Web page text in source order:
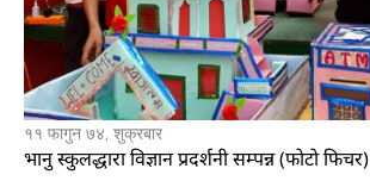
११ फागुन ७४, शुक्रबार
भानु स्कुलद्धारा विज्ञान प्रदर्शनी सम्पन्न (फाेटाे फिचर)